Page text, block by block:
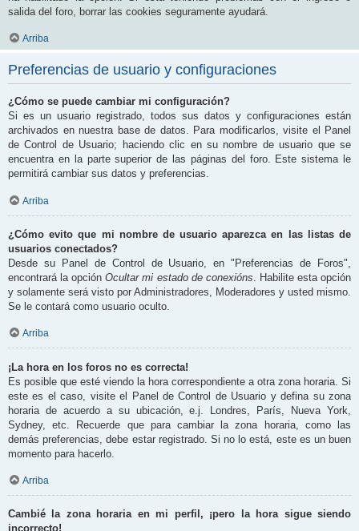
salida del foro, borrar las cookies seguramente ayudará.
Arriba
Preferencias de usuario y configuraciones
¿Cómo se puede cambiar mi configuración?
Si es un usuario registrado, todos sus datos y configuraciones están
archivados en nuestra base de datos. Para modificarlos, visite el Panel
de Control de Usuario; haciendo clic en su nombre de usuario que se
encuentra en la parte superior de las páginas del foro. Este sistema le
permitirá cambiar sus datos y preferencias.
Arriba
¿Cómo evito que mi nombre de usuario aparezca en las listas de
usuarios conectados?
Desde su Panel de Control de Usuario, en "Preferencias de Foros",
encontrará la opciónOcultar mi estado de conexións . Habilite esta opción
y solamente será visto por Administradores, Moderadores y usted mismo.
Se le contará como usuario oculto.
Arriba
¡La hora en los foros no es correcta!
Es posible que esté viendo la hora correspondiente a otra zona horaria. Si
este es el caso, visite el Panel de Control de Usuario y defina su zona
horaria de acuerdo a su ubicación, e.j. Londres, París, Nueva York,
Sydney, etc. Recuerde que para cambiar la zona horaria, como las
demás preferencias, debe estar registrado. Si no lo está, este es un buen
momento para hacerlo.
Arriba
Cambié la zona horaria en mi perfil, ¡pero la hora sigue siendo
incorrecto!